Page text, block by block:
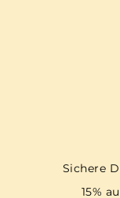
Sichere
15%